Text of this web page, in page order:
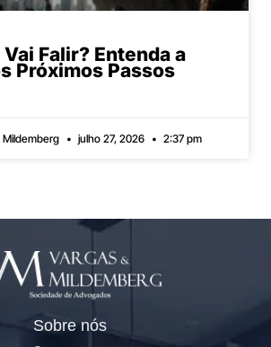
Falir? Entenda a
Próximos Passos
Mildemberg julho 27, 2026 2:37 pm
Sobre nós